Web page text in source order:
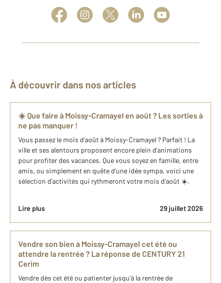
À découvrir dans nos articles
☀️ Que faire à Moissy-Cramayel en août ? Les sorties à
ne pas manquer !
Vous passez le mois d'août à Moissy-Cramayel ? Parfait ! La
ville et ses alentours proposent encore plein d'animations
pour profiter des vacances. Que vous soyez en famille, entre
amis, ou simplement en quête d'une idée sympa, voici une
sélection d'activités qui rythmeront votre mois d'août ☀️.
Lire plus 29 juillet 2026
Vendre son bien à Moissy-Cramayel cet été ou
attendre la rentrée ? La réponse de CENTURY 21
Cerim
Vendre dès cet été ou patienter jusqu'à la rentrée de